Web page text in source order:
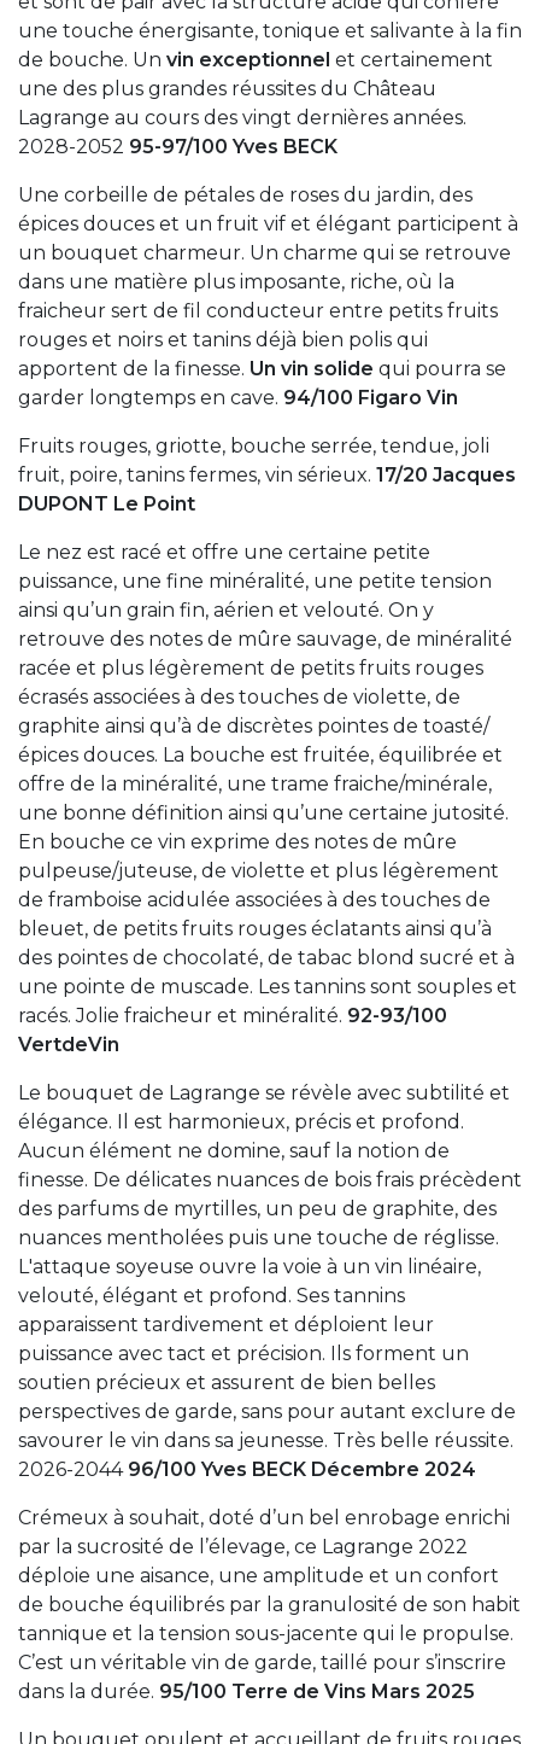
une touche énergisante, tonique et salivante à la fin
de bouche. Un vin exceptionnel et certainement
une des plus grandes réussites du Château
Lagrange au cours des vingt dernières années.
2028-2052 95-97/100 Yves BECK
Une corbeille de pétales de roses du jardin, des
épices douces et un fruit vif et élégant participent à
un bouquet charmeur. Un charme qui se retrouve
dans une matière plus imposante, riche, où la
fraicheur sert de fil conducteur entre petits fruits
rouges et noirs et tanins déjà bien polis qui
apportent de la finesse. Un vin solide qui pourra se
garder longtemps en cave. 94/100 Figaro Vin
Fruits rouges, griotte, bouche serrée, tendue, joli
fruit, poire, tanins fermes, vin sérieux. 17/20 Jacques
DUPONT Le Point
Le nez est racé et offre une certaine petite
puissance, une fine minéralité, une petite tension
ainsi qu’un grain fin, aérien et velouté. On y
retrouve des notes de mûre sauvage, de minéralité
racée et plus légèrement de petits fruits rouges
écrasés associées à des touches de violette, de
graphite ainsi qu’à de discrètes pointes de toasté/
épices douces. La bouche est fruitée, équilibrée et
offre de la minéralité, une trame fraiche/minérale,
une bonne définition ainsi qu’une certaine jutosité.
En bouche ce vin exprime des notes de mûre
pulpeuse/juteuse, de violette et plus légèrement
de framboise acidulée associées à des touches de
bleuet, de petits fruits rouges éclatants ainsi qu’à
des pointes de chocolaté, de tabac blond sucré et à
une pointe de muscade. Les tannins sont souples et
racés. Jolie fraicheur et minéralité. 92-93/100
VertdeVin
Le bouquet de Lagrange se révèle avec subtilité et
élégance. Il est harmonieux, précis et profond.
Aucun élément ne domine, sauf la notion de
finesse. De délicates nuances de bois frais précèdent
des parfums de myrtilles, un peu de graphite, des
nuances mentholées puis une touche de réglisse.
L'attaque soyeuse ouvre la voie à un vin linéaire,
velouté, élégant et profond. Ses tannins
apparaissent tardivement et déploient leur
puissance avec tact et précision. Ils forment un
soutien précieux et assurent de bien belles
perspectives de garde, sans pour autant exclure de
savourer le vin dans sa jeunesse. Très belle réussite.
2026-2044 96/100 Yves BECK Décembre 2024
Crémeux à souhait, doté d’un bel enrobage enrichi
par la sucrosité de l’élevage, ce Lagrange 2022
déploie une aisance, une amplitude et un confort
de bouche équilibrés par la granulosité de son habit
tannique et la tension sous-jacente qui le propulse.
C’est un véritable vin de garde, taillé pour s’inscrire
dans la durée. 95/100 Terre de Vins Mars 2025